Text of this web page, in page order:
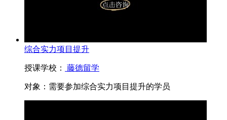
综合实力项目提升
授课学校： 藤德留学
对象： 需要参加综合实力项目提升的学员